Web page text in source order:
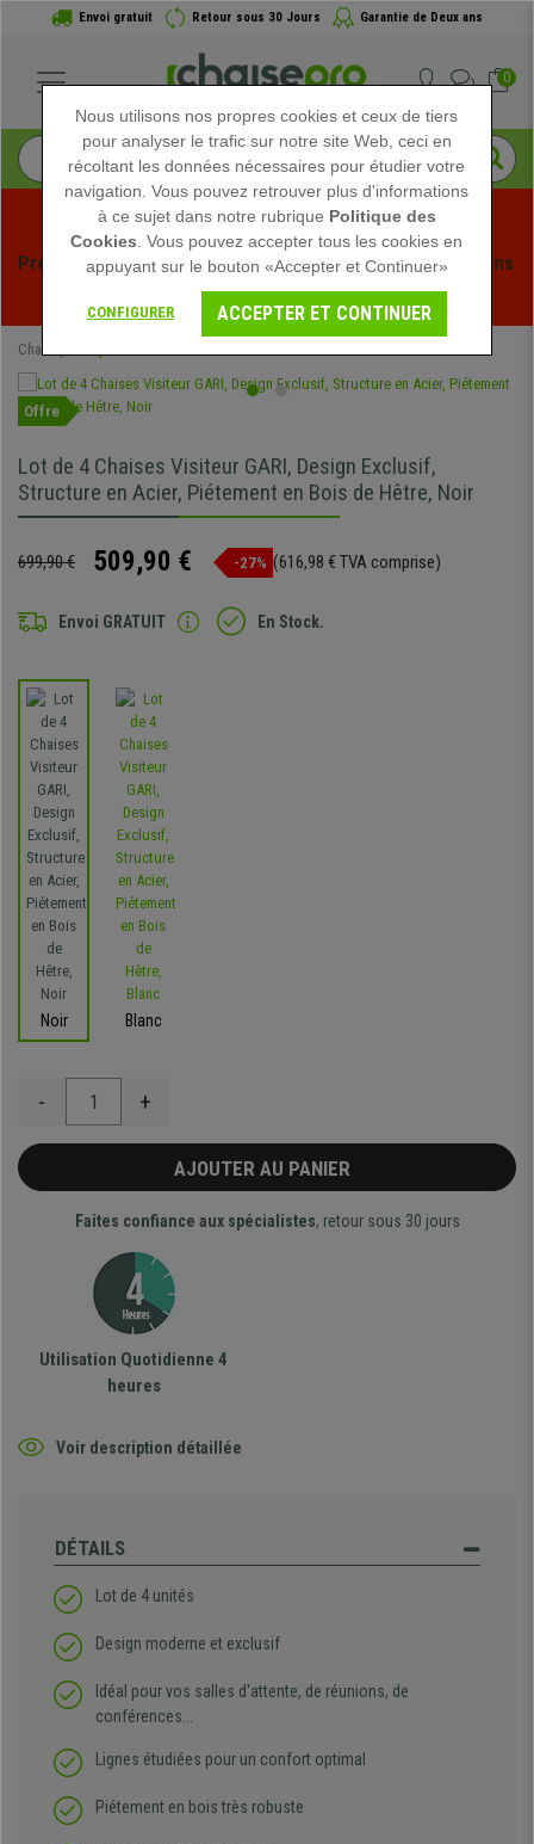
Envoi gratuit Retour sous 30 Jours Garantie de Deux ans
0
Profitez des soldes d'été chez Chaisepro ! Des réductions
exclusives pour une durée limitée - Voir l'offre
Chaisepro
Offre
Lot de 4 Chaises Visiteur GARI, Design Exclusif,
Structure en Acier, Piétement en Bois de Hêtre, Noir
699,90 € 509,90 € -27% (616,98 € TVA comprise)
Envoi GRATUIT En Stock.
Noir Blanc
- +
AJOUTER AU PANIER
Faites confiance aux spécialistes, retour sous 30 jours
Utilisation Quotidienne 4
heures
Voir description détaillée
DÉTAILS
Lot de 4 unités
Design moderne et exclusif
Idéal pour vos salles d'attente, de réunions, de
conférences...
Lignes étudiées pour un confort optimal
Piétement en bois très robuste
Nous utilisons nos propres cookies et ceux de tiers
pour analyser le trafic sur notre site Web, ceci en
récoltant les données nécessaires pour étudier votre
navigation. Vous pouvez retrouver plus d'informations
à ce sujet dans notre rubrique Politique des
Cookies . Vous pouvez accepter tous les cookies en
appuyant sur le bouton «Accepter et Continuer»
CONFIGURER ACCEPTER ET CONTINUER